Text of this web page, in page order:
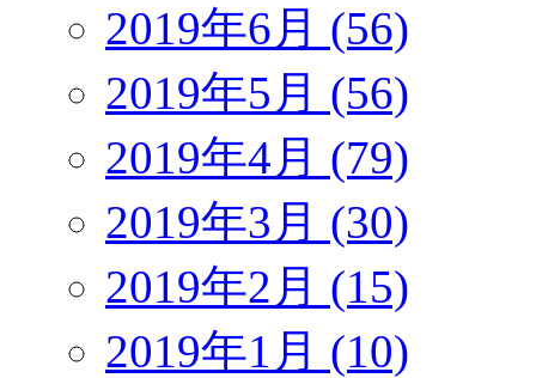
2019年6月 (56)
2019年5月 (56)
2019年4月 (79)
2019年3月 (30)
2019年2月 (15)
2019年1月 (10)